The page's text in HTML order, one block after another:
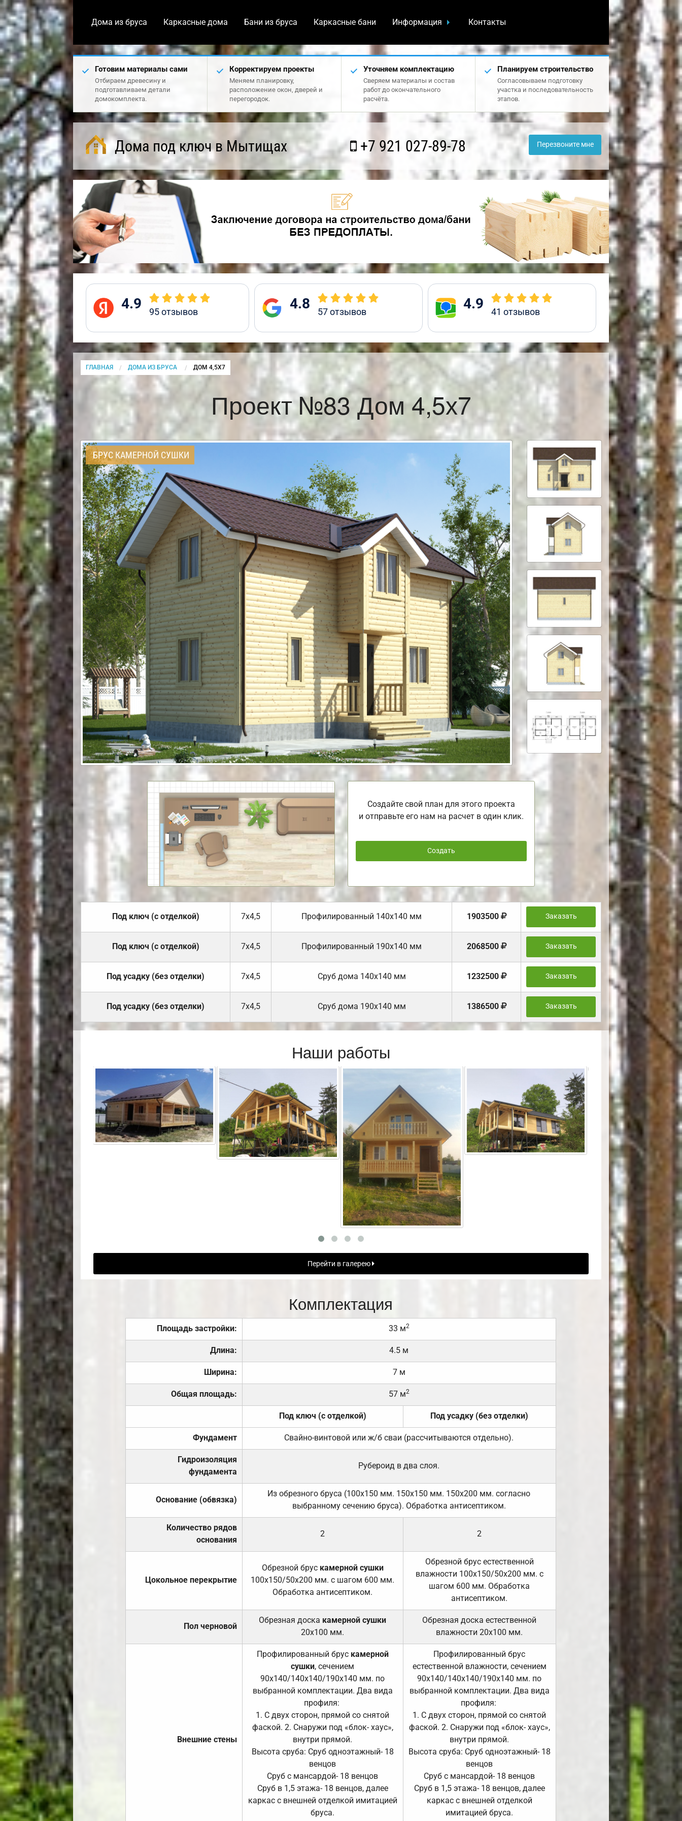
Дома из бруса Каркасные дома Бани из бруса Каркасные бани Информация Контакты
Готовим материалы сами
Отбираем древесину и
подготавливаем детали
домокомплекта.
Корректируем проекты
Меняем планировку,
расположение окон, дверей и
перегородок.
Уточняем комплектацию
Сверяем материалы и состав
работ до окончательного
расчёта.
Планируем строительство
Согласовываем подготовку
участка и последовательность
этапов.
Дома под ключ в Мытищах +7 921 027-89-78 Перезвоните мне
4.9 95отзывов 4.8 57отзывов 4.9 41 отзывов
ГЛАВНАЯ ДОМА ИЗ БРУСА CURRENT:
ДОМ 4,5Х7
Проект №83 Дом 4,5х7
БРУС КАМЕРНОЙ СУШКИ
Создайте свой план для этого проекта
и отправьте его нам на расчет в один клик.
Создать
Под ключ (с отделкой) 7х4,5 Профилированный 140х140 мм 1903500 Заказать
Под ключ (с отделкой) 7х4,5 Профилированный 190х140 мм 2068500 Заказать
Под усадку (без отделки) 7х4,5 Cруб дома 140х140 мм 1232500 Заказать
Под усадку (без отделки) 7х4,5 Cруб дома 190х140 мм 1386500 Заказать
Наши работы
Перейти в галерею
Комплектация
Площадь застройки: 33 м2
Длина: 4.5 м
Ширина: 7 м
Общая площадь: 57 м2
Под ключ (с отделкой) Под усадку (без отделки)
Фундамент Свайно-винтовой или ж/б сваи (рассчитываются отдельно).
Гидроизоляция
фундамента
Рубероид в два слоя.
Основание (обвязка)
Из обрезного бруса (100х150 мм. 150х150 мм. 150х200 мм. согласно
выбранному сечению бруса). Обработка антисептиком.
Количество рядов
основания
2 2
Цокольное перекрытие
Обрезной брус камерной сушки
100х150/50х200 мм. с шагом 600 мм.
Обработка антисептиком.
Обрезной брус естественной
влажности 100х150/50х200 мм. с
шагом 600 мм. Обработка
антисептиком.
Пол черновой
Обрезная доска камерной сушки
20х100 мм.
Обрезная доска естественной
влажности 20х100 мм.
Внешние стены
Профилированный брус камерной
сушки, сечением
90х140/140х140/190х140 мм. по
выбранной комплектации. Два вида
профиля:
1. С двух сторон, прямой со снятой
фаской. 2. Снаружи под «блок- хаус»,
внутри прямой.
Высота сруба: Сруб одноэтажный- 18
венцов
Сруб с мансардой- 18 венцов
Сруб в 1,5 этажа- 18 венцов, далее
каркас с внешней отделкой имитацией
бруса.
Профилированный брус
естественной влажности, сечением
90х140/140х140/190х140 мм. по
выбранной комплектации. Два вида
профиля:
1. С двух сторон, прямой со снятой
фаской. 2. Снаружи под «блок- хаус»,
внутри прямой.
Высота сруба: Сруб одноэтажный- 18
венцов
Сруб с мансардой- 18 венцов
Сруб в 1,5 этажа- 18 венцов, далее
каркас с внешней отделкой
имитацией бруса.